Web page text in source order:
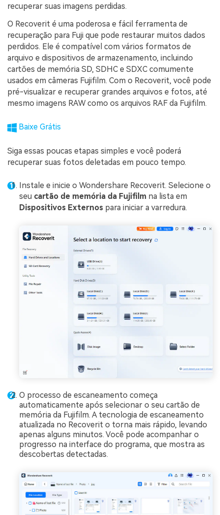
recuperar suas imagens perdidas.
O Recoverit é uma poderosa e fácil ferramenta de
recuperação para Fuji que pode restaurar muitos dados
perdidos. Ele é compatível com vários formatos de
arquivo e dispositivos de armazenamento, incluindo
cartões de memória SD, SDHC e SDXC comumente
usados em câmeras Fujifilm. Com o Recoverit, você pode
pré-visualizar e recuperar grandes arquivos e fotos, até
mesmo imagens RAW como os arquivos RAF da Fujifilm.
Baixe Grátis
Siga essas poucas etapas simples e você poderá
recuperar suas fotos deletadas em pouco tempo.
Instale e inicie o Wondershare Recoverit. Selecione o
seu cartão de memória da Fujifilm na lista em
Dispositivos Externos para iniciar a varredura.
O processo de escaneamento começa
automaticamente após selecionar o seu cartão de
memória da Fujifilm. A tecnologia de escaneamento
atualizada no Recoverit o torna mais rápido, levando
apenas alguns minutos. Você pode acompanhar o
progresso na interface do programa, que mostra as
descobertas detectadas.
Repare suas fotos, melhore a qualidade e restaure momentos